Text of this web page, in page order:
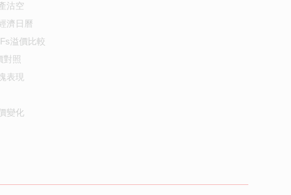
沽空
濟日曆
溢價比較
對照
表現
變化